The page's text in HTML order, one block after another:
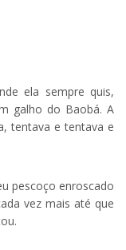
ela sempre quis,
galho do Baobá. A
tentava e tentava e
pescoço enroscado
vez mais até que